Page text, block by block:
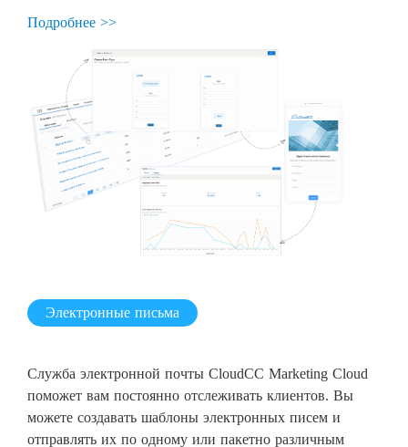
Подробнее >>
Электронные письма
Служба электронной почты CloudCC Marketing Cloud
поможет вам постоянно отслеживать клиентов. Вы
можете создавать шаблоны электронных писем и
отправлять их по одному или пакетно различным